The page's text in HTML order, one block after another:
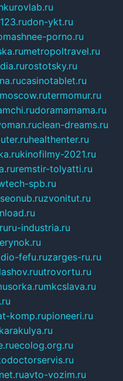
don-ykt.ru
porno.ru
metropoltravel.ru
rostotsky.ru
casinotablet.ru
termomur.ru
doramamama.ru
clean-dreams.ru
healthenter.ru
kinofilmy-2021.ru
remstir-tolyatti.ru
spb.ru
seonub.ruzvonitut.ru
ru-industria.ru
erynok.ru
fefu.ruzarges-ru.ru
utrovortu.ru
mkcslava.ru
komp.rupioneeri.ru
ecolog.org.ru
avto-vozim.ru